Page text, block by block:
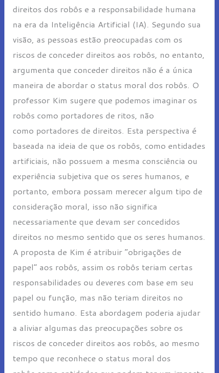
direitos dos robôs e a responsabilidade humana
na era da Inteligência Artificial (IA). Segundo sua
visão, as pessoas estão preocupadas com os
riscos de conceder direitos aos robôs, no entanto,
argumenta que conceder direitos não é a única
maneira de abordar o status moral dos robôs. O
professor Kim sugere que podemos imaginar os
robôs como portadores de ritos, não
como portadores de direitos. Esta perspectiva é
baseada na ideia de que os robôs, como entidades
artificiais, não possuem a mesma consciência ou
experiência subjetiva que os seres humanos, e
portanto, embora possam merecer algum tipo de
consideração moral, isso não significa
necessariamente que devam ser concedidos
direitos no mesmo sentido que os seres humanos.
A proposta de Kim é atribuir “obrigações de
papel” aos robôs, assim os robôs teriam certas
responsabilidades ou deveres com base em seu
papel ou função, mas não teriam direitos no
sentido humano. Esta abordagem poderia ajudar
a aliviar algumas das preocupações sobre os
riscos de conceder direitos aos robôs, ao mesmo
tempo que reconhece o status moral dos